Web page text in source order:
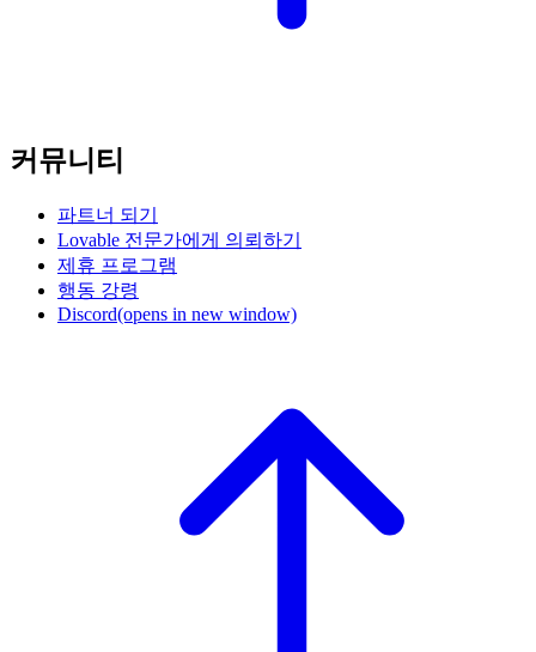
커뮤니티
파트너 되기
Lovable 전문가에게 의뢰하기
제휴 프로그램
행동 강령
Discord(opens in new window)